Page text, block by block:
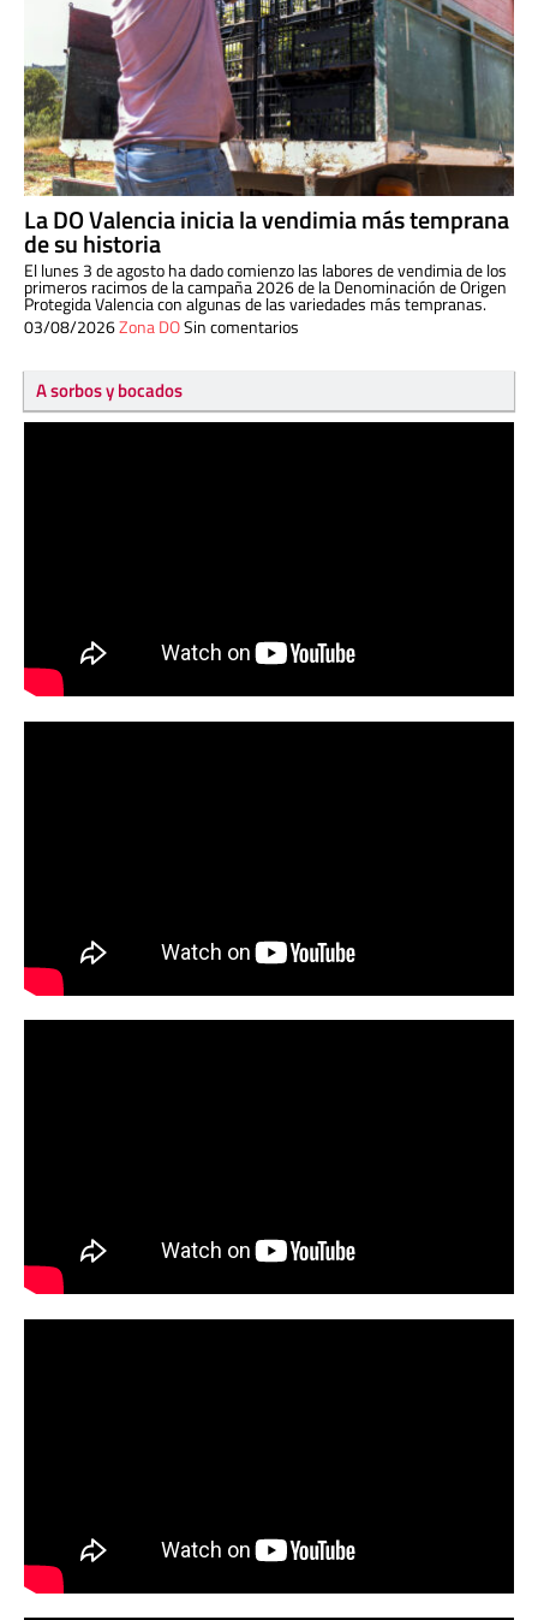
La DO Valencia inicia la vendimia más temprana
de su historia
El lunes 3 de agosto ha dado comienzo las labores de vendimia de los
primeros racimos de la campaña 2026 de la Denominación de Origen
Protegida Valencia con algunas de las variedades más tempranas.
03/08/2026Zona DOSin comentarios
A sorbos y bocados